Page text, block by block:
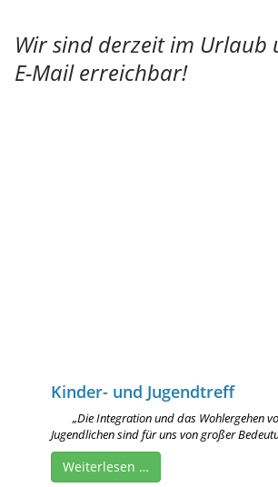
Wir sind derzeit im Urlaub
E-Mail erreichbar!
Kinder- und Jugendtreff
„Die Integration und das Wohlergehen
Jugendlichen sind für uns von großer
Weiterlesen …